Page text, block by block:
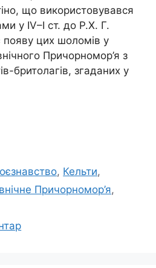
що використовувався
у IV–I ст. до Р.Х. Г.
появу цих шоломів у
Причорномор’я з
бритолагів, згаданих у
, Кельти,
Причорномор’я,